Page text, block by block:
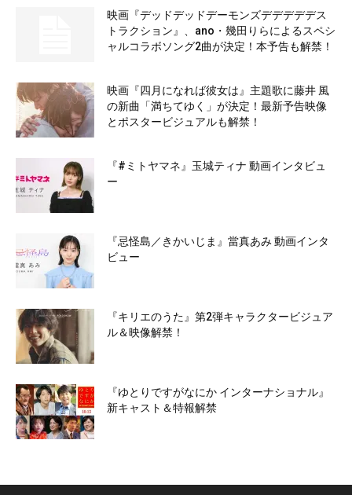
映画『デッドデッドデーモンズデデデデデス
トラクション』、ano・幾田りらによるスペシ
ャルコラボソング2曲が決定！本予告も解禁！
映画『四月になれば彼女は』主題歌に藤井 風
の新曲「満ちてゆく」が決定！最新予告映像
とポスタービジュアルも解禁！
『#ミトヤマネ』玉城ティナ 動画インタビュ
ー
『忌怪島／きかいじま』當真あみ 動画インタ
ビュー
『キリエのうた』第2弾キャラクタービジュア
ル＆映像解禁！
『ゆとりですがなにか インターナショナル』
新キャスト＆特報解禁